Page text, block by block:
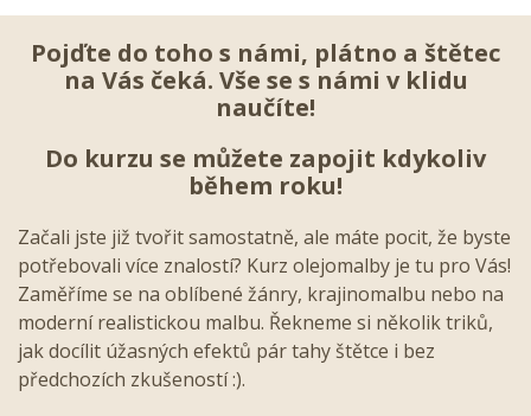
Pojďte do toho s námi, plátno a štětec
na Vás čeká. Vše se s námi v klidu
naučíte!
Do kurzu se můžete zapojit kdykoliv
během roku!
Začali jste již tvořit samostatně, ale máte pocit, že byste
potřebovali více znalostí? Kurz olejomalby je tu pro Vás!
Zaměříme se na oblíbené žánry, krajinomalbu nebo na
moderní realistickou malbu. Řekneme si několik triků,
jak docílit úžasných efektů pár tahy štětce i bez
předchozích zkušeností :).